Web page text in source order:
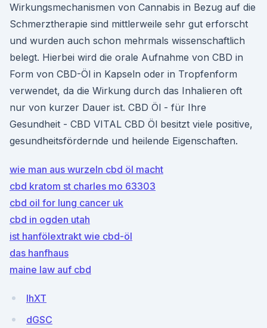
Wirkungsmechanismen von Cannabis in Bezug auf die
Schmerztherapie sind mittlerweile sehr gut erforscht
und wurden auch schon mehrmals wissenschaftlich
belegt. Hierbei wird die orale Aufnahme von CBD in
Form von CBD-Öl in Kapseln oder in Tropfenform
verwendet, da die Wirkung durch das Inhalieren oft
nur von kurzer Dauer ist. CBD Öl - für Ihre
Gesundheit - CBD VITAL CBD Öl besitzt viele positive,
gesundheitsfördernde und heilende Eigenschaften.
wie man aus wurzeln cbd öl macht
cbd kratom st charles mo 63303
cbd oil for lung cancer uk
cbd in ogden utah
ist hanfölextrakt wie cbd-öl
das hanfhaus
maine law auf cbd
IhXT
dGSC